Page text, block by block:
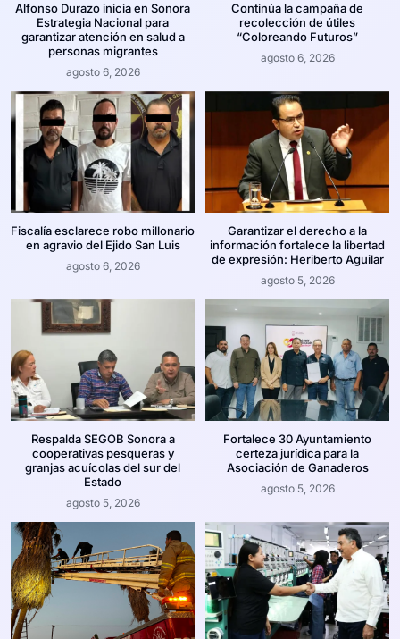
Alfonso Durazo inicia en Sonora
Estrategia Nacional para
garantizar atención en salud a
personas migrantes
agosto 6, 2026
Continúa la campaña de
recolección de útiles
“Coloreando Futuros”
agosto 6, 2026
Fiscalía esclarece robo millonario
en agravio del Ejido San Luis
agosto 6, 2026
Garantizar el derecho a la
información fortalece la libertad
de expresión: Heriberto Aguilar
agosto 5, 2026
Respalda SEGOB Sonora a
cooperativas pesqueras y
granjas acuícolas del sur del
Estado
agosto 5, 2026
Fortalece 30 Ayuntamiento
certeza jurídica para la
Asociación de Ganaderos
agosto 5, 2026